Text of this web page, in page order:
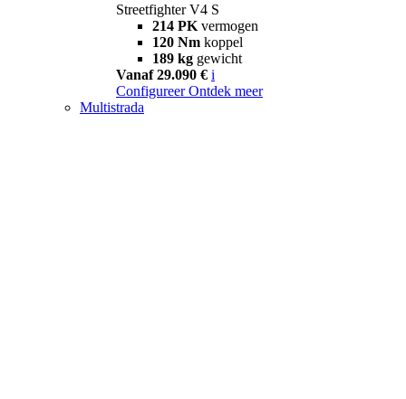
Streetfighter V4 S
214 PK vermogen
120 Nm koppel
189 kg gewicht
Vanaf 29.090 € i
Configureer Ontdek meer
Multistrada